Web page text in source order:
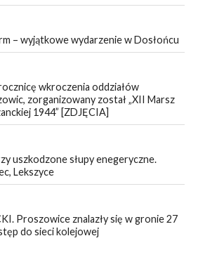
– wyjątkowe wydarzenie w Dosłońcu
wkroczenia oddziałów
zorganizowany został „XII Marsz
1944” [ZDJĘCIA]
uszkodzone słupy enegeryczne.
Lekszyce
Proszowice znalazły się w gronie 27
do sieci kolejowej